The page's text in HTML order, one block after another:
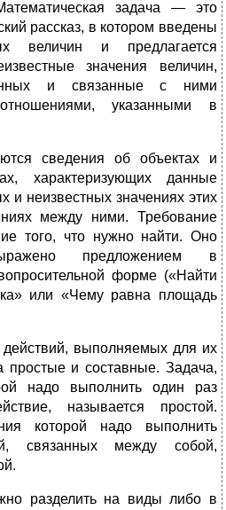
задача — это
рассказ, в котором введены
величин и предлагается
значения величин,
и связанные с ними
указанными в
сведения об объектах и
характеризующих данные
и неизвестных значениях этих
между ними. Требование
того, что нужно найти. Оно
предложением в
форме («Найти
или «Чему равна площадь
действий, выполняемых для их
простые и составные. Задача,
надо выполнить один раз
называется простой.
которой надо выполнить
связанных между собой,
разделить на виды либо в